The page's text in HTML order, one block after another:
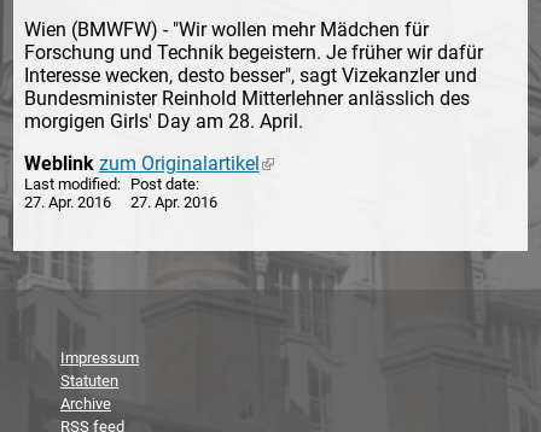
Wien (BMWFW) - "Wir wollen mehr Mädchen für
Forschung und Technik begeistern. Je früher wir dafür
Interesse wecken, desto besser", sagt Vizekanzler und
Bundesminister Reinhold Mitterlehner anlässlich des
morgigen Girls' Day am 28. April.
Weblink zum Originalartikel(link is external)
Last modified
27. Apr. 2016
Post date
27. Apr. 2016
Impressum
Statuten
Archive
RSS feed